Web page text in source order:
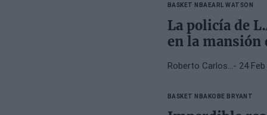
BASKET NBAEARL WATSON
La policía de
en la mansión
Roberto Carlos…- 24
BASKET NBA KOBE BRYANT